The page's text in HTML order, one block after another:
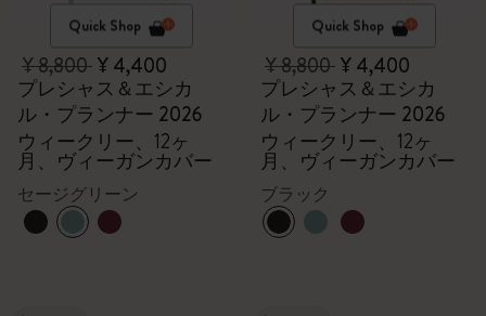
Quick Shop
¥ 8,800¥ 4,400
プレシャス＆エシカ
ル・プランナー 2026
ウィークリー、12ヶ
月、ヴィーガンカバー
セージグリーン
Quick Shop
¥ 8,800¥ 4,400
プレシャス＆エシカ
ル・プランナー 2026
ウィークリー、12ヶ
月、ヴィーガンカバー
ブラック